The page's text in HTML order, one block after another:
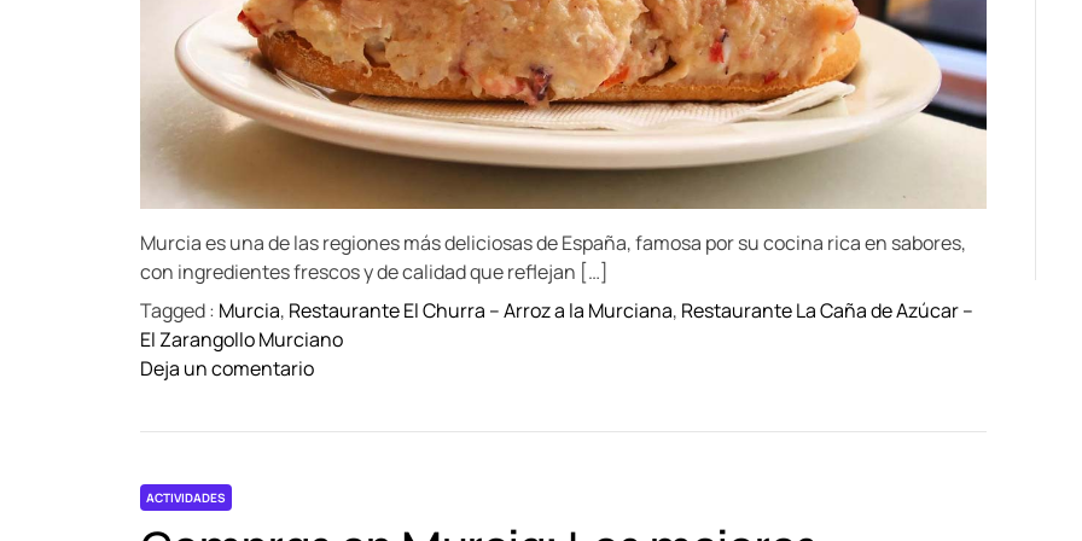
t
i
m
e
Murcia es una de las regiones más deliciosas de España, famosa por su cocina rica en sabores,
con ingredientes frescos y de calidad que reflejan […]
Tagged : Murcia, Restaurante El Churra – Arroz a la Murciana, Restaurante La Caña de Azúcar –
El Zarangollo Murciano
Deja un comentarioo
S
ACTIVIDADES